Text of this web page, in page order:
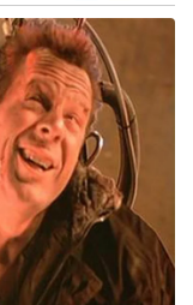
എഫ്‌ഐആർ
തുടർന്നാണ്
ഐടി
193,
കേസെടുത്തത്.